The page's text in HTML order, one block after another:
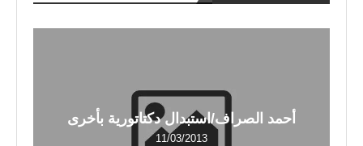
أحمد الصراف/استبدال دكتاتورية بأخرى
11/03/2013